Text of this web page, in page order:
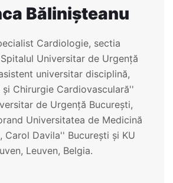
Bălinișteanu
Cardiologie, sectia
Universitar de Urgență
universitar disciplină,
Chirurgie Cardiovasculară''
de Urgență București,
Universitatea de Medicină
Carol Davila'' București și KU
Leuven, Belgia.